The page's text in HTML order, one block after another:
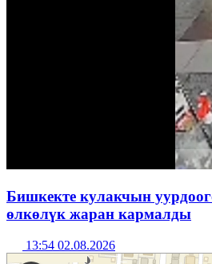
Бишкекте кулакчын
өлкөлүк жаран кармалды
13:54 02.08.2026